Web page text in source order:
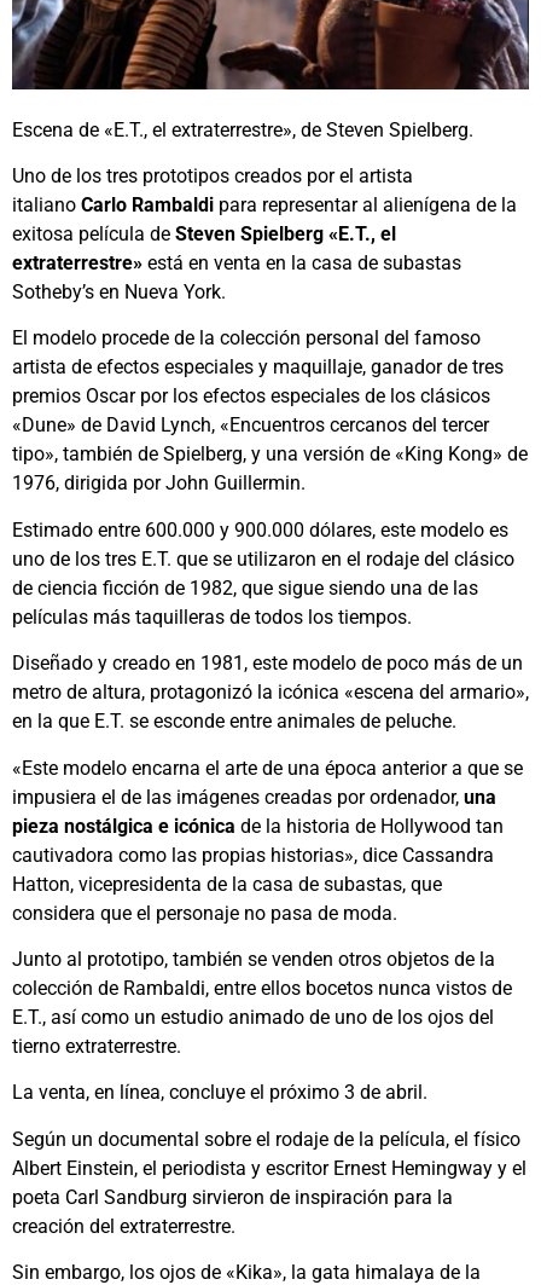
Escena de «E.T., el extraterrestre», de Steven Spielberg.
Uno de los tres prototipos creados por el artista
italiano Carlo Rambaldi para representar al alienígena de la
exitosa película de Steven Spielberg «E.T., el
extraterrestre» está en venta en la casa de subastas
Sotheby’s en Nueva York.
El modelo procede de la colección personal del famoso
artista de efectos especiales y maquillaje, ganador de tres
premios Oscar por los efectos especiales de los clásicos
«Dune» de David Lynch, «Encuentros cercanos del tercer
tipo», también de Spielberg, y una versión de «King Kong» de
1976, dirigida por John Guillermin.
Estimado entre 600.000 y 900.000 dólares, este modelo es
uno de los tres E.T. que se utilizaron en el rodaje del clásico
de ciencia ficción de 1982, que sigue siendo una de las
películas más taquilleras de todos los tiempos.
Diseñado y creado en 1981, este modelo de poco más de un
metro de altura, protagonizó la icónica «escena del armario»,
en la que E.T. se esconde entre animales de peluche.
«Este modelo encarna el arte de una época anterior a que se
impusiera el de las imágenes creadas por ordenador, una
pieza nostálgica e icónica de la historia de Hollywood tan
cautivadora como las propias historias», dice Cassandra
Hatton, vicepresidenta de la casa de subastas, que
considera que el personaje no pasa de moda.
Junto al prototipo, también se venden otros objetos de la
colección de Rambaldi, entre ellos bocetos nunca vistos de
E.T., así como un estudio animado de uno de los ojos del
tierno extraterrestre.
La venta, en línea, concluye el próximo 3 de abril.
Según un documental sobre el rodaje de la película, el físico
Albert Einstein, el periodista y escritor Ernest Hemingway y el
poeta Carl Sandburg sirvieron de inspiración para la
creación del extraterrestre.
Sin embargo, los ojos de «Kika», la gata himalaya de la